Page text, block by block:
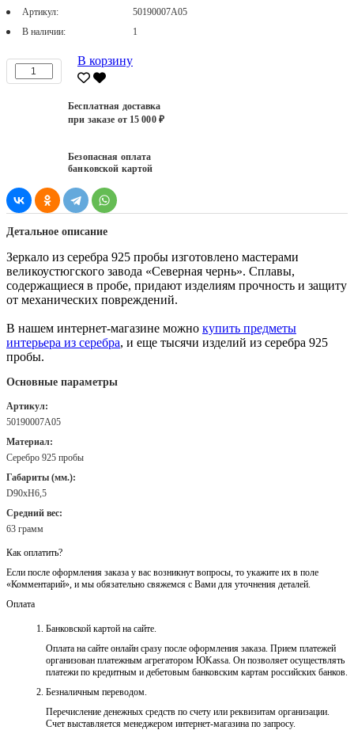
Артикул:
50190007А05
В наличии:
1
В корзину
Бесплатная доставка
при заказе от 15 000 ₽
Безопасная оплата
банковской картой
Детальное описание
Зеркало из серебра 925 пробы изготовлено мастерами
великоустюгского завода «Северная чернь». Сплавы,
содержащиеся в пробе, придают изделиям прочность и защиту
от механических повреждений.
В нашем интернет-магазине можно купить предметы
интерьера из серебра, и еще тысячи изделий из серебра 925
пробы.
Основные параметры
Артикул:
50190007А05
Материал:
Серебро 925 пробы
Габариты (мм.):
D90хH6,5
Средний вес:
63 грамм
Как оплатить?
Если после оформления заказа у вас возникнут вопросы, то укажите их в поле
«Комментарий», и мы обязательно свяжемся с Вами для уточнения деталей.
Оплата
Банковской картой на сайте.
Оплата на сайте онлайн сразу после оформления заказа. Прием платежей
организован платежным агрегатором ЮKassa. Он позволяет осуществлять
платежи по кредитным и дебетовым банковским картам российских банков.
Безналичным переводом.
Перечисление денежных средств по счету или реквизитам организации.
Счет выставляется менеджером интернет-магазина по запросу.